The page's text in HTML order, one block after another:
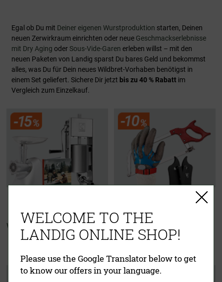
Egal ob Du mit Deiner eigenen Wurstproduktion starten, Deinen
neuen Zerwirkraum einrichten oder neue Geschmackserlebnisse
mit Dry Aging oderSous-Vide-Garen erleben willst – mit den
neuen Paketen von Landig sparst Du bares Geld und bekommst
alles, was Du für Dein neues Wildbret-Vorhaben benötigst in
einem Set geliefert. Sichere Dir jetzt bis zu 40 % Rabatt im
Vergleich zum Einzelkauf.
Wurster Starter Set
Zerwirkset
"Für echte Jäger"
WELCOME TO THE
LANDIG ONLINE SHOP!
Please use the Google Translator below to get
to know our offers in your language.